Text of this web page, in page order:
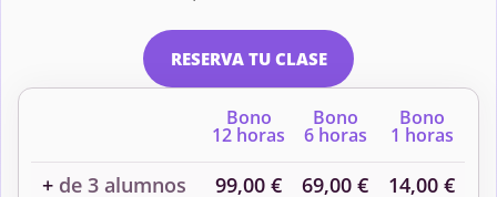
RESERVA TU CLASE
Bono
12 horas
Bono
6 horas
Bono
1 horas
+ de 3 alumnos 99,00 € 69,00 €
14,00 €